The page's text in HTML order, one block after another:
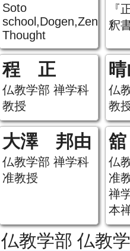
Soto
school,Dogen,Zen
Thought
『
釈
程 正
仏教学部 禅学科
教授
仏
教
大澤 邦由
仏教学部 禅学科
准教授
仏
准
禅
本
仏教学部 仏教